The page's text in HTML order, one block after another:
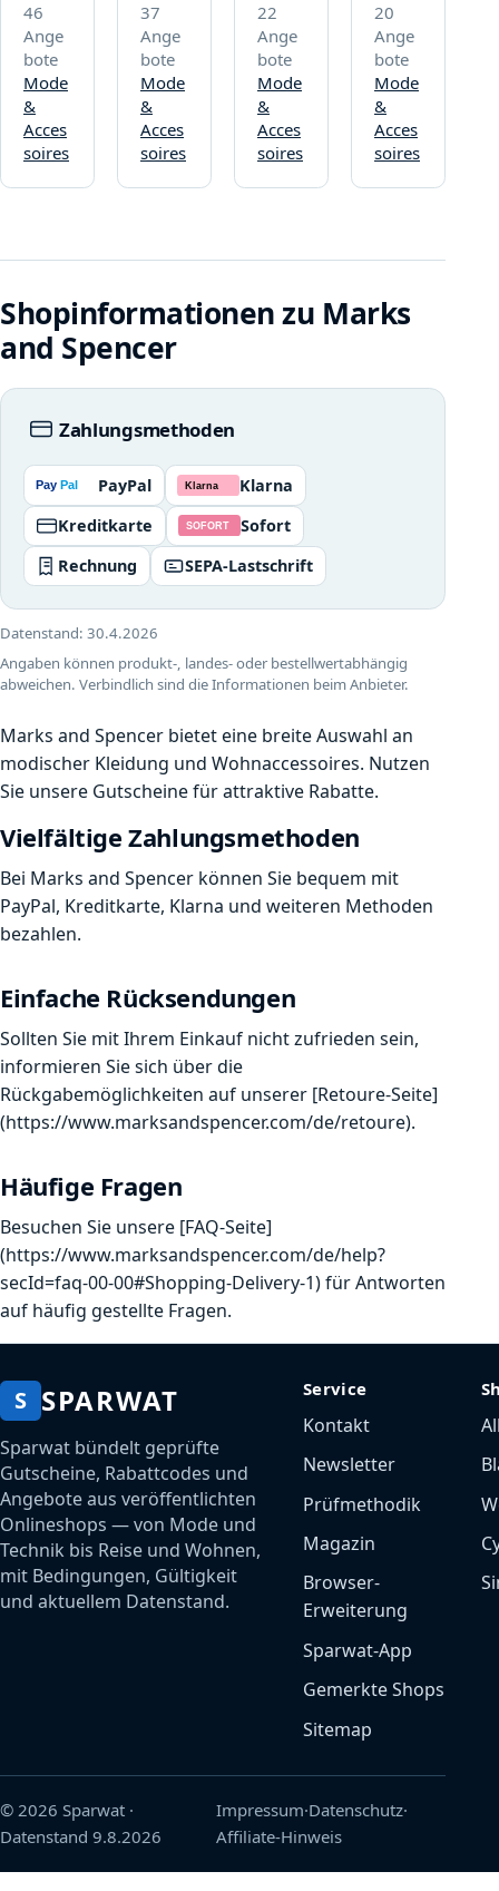
46
Ange
bote
Mode
&
Acces
soires
37
Ange
bote
Mode
&
Acces
soires
22
Ange
bote
Mode
&
Acces
soires
20
Ange
bote
Mode
&
Acces
soires
Shopinformationen zu Marks
and Spencer
Zahlungsmethoden
PayPal
Klarna
Kreditkarte
Sofort
Rechnung
SEPA-Lastschrift
Datenstand: 30.4.2026
Angaben können produkt-, landes- oder bestellwertabhängig
abweichen. Verbindlich sind die Informationen beim Anbieter.
Marks and Spencer bietet eine breite Auswahl an
modischer Kleidung und Wohnaccessoires. Nutzen
Sie unsere Gutscheine für attraktive Rabatte.
Vielfältige Zahlungsmethoden
Bei Marks and Spencer können Sie bequem mit
PayPal, Kreditkarte, Klarna und weiteren Methoden
bezahlen.
Einfache Rücksendungen
Sollten Sie mit Ihrem Einkauf nicht zufrieden sein,
informieren Sie sich über die
Rückgabemöglichkeiten auf unserer [Retoure-Seite]
(https://www.marksandspencer.com/de/retoure).
Häufige Fragen
Besuchen Sie unsere [FAQ-Seite]
(https://www.marksandspencer.com/de/help?
secId=faq-00-00#Shopping-Delivery-1) für Antworten
auf häufig gestellte Fragen.
S SPARWAT
Sparwat bündelt geprüfte
Gutscheine, Rabattcodes und
Angebote aus veröffentlichten
Onlineshops — von Mode und
Technik bis Reise und Wohnen,
mit Bedingungen, Gültigkeit
und aktuellem Datenstand.
Service
Kontakt
Newsletter
Prüfmethodik
Magazin
Browser-
Erweiterung
Sparwat-App
Gemerkte Shops
Sitemap
© 2026 Sparwat ·
Datenstand 9.8.2026
Impressum·Datenschutz·
Affiliate-Hinweis